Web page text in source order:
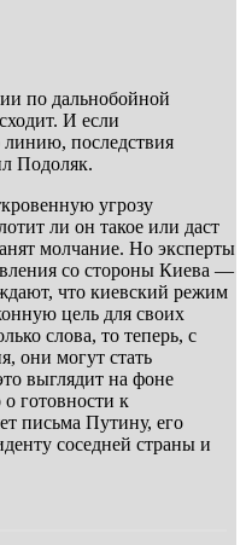
по дальнобойной
И если
последствия
Подоляк.
угрозу
ли он такое или даст
молчание. Но эксперты
со стороны Киева —
что киевский режим
цель для своих
слова, то теперь, с
они могут стать
выглядит на фоне
готовности к
письма Путину, его
соседней страны и